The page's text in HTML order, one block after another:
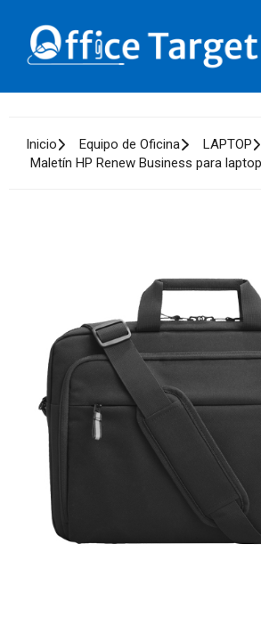
Inicio Equipo de Oficina
LAPTOP
Maletín HP Renew Business para